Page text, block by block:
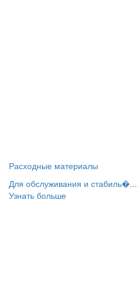
Расходные материалы
Для обслуживания и стабиль�...
Узнать больше